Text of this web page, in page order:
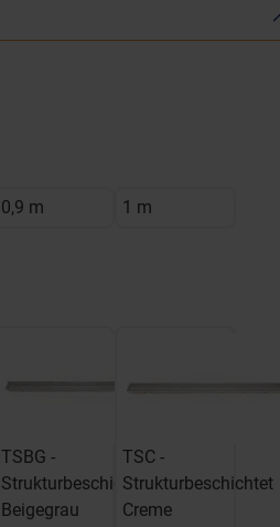
0,9 m
1 m
TSBG -
Strukturbeschichtet
Beigegrau
TSC -
Strukturbeschichtet
Creme